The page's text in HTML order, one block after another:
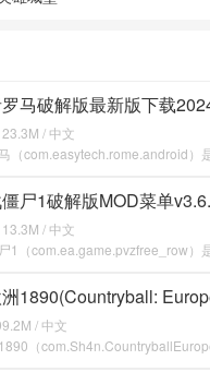
马破解版最新版下载
/ 中文
（com.easytech.rome.android）
尸1破解版MOD菜单
/ 中文
1（com.ea.game.pvzfree_row）
1890(Countryball:
/ 中文
（